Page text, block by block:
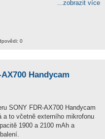
...zobrazit více
0
Handycam
SONY FDR-AX700 Handycam
to včetně externího mikrofonu
1900 a 2100 mAh a